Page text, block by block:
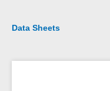
Data Sheets